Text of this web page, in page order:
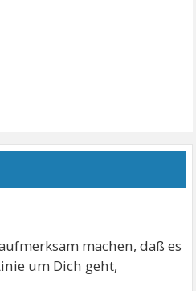
machen, daß es
um Dich geht,